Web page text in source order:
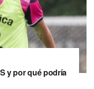
y por qué podría